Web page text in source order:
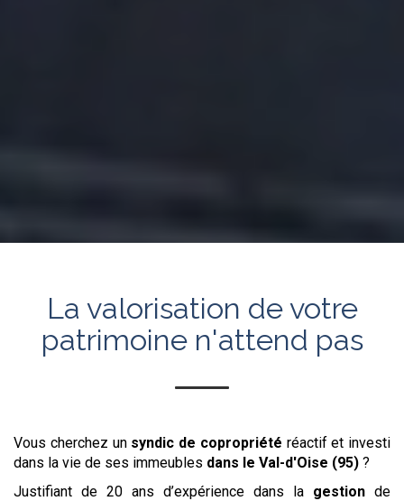
La valorisation de votre
patrimoine n'attend pas
Vous cherchez un syndic de copropriété réactif et investi
dans la vie de ses immeubles dans le Val-d'Oise (95) ?
Justifiant de 20 ans d’expérience dans la gestion de